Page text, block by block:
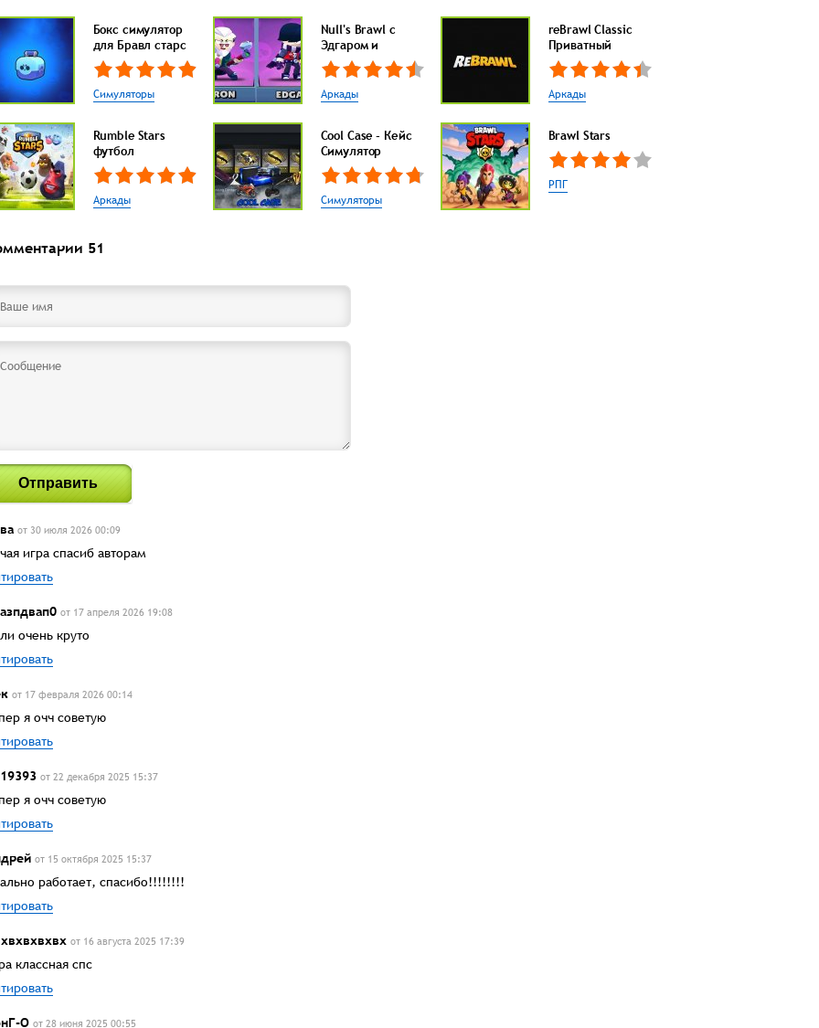
Бокс симулятор
для Бравл старс
Симуляторы
Null's Brawl с
Эдгаром и
Аркады
reBrawl Classic
Приватный
Аркады
Rumble Stars
футбол
Аркады
Cool Case - Кейс
Симулятор
Симуляторы
Brawl Stars
РПГ
51
Отправить
от 30 июля 2026 00:09
игра спасиб авторам
от 17 апреля 2026 19:08
очень круто
от 17 февраля 2026 00:14
я очч советую
от 22 декабря 2025 15:37
я очч советую
от 15 октября 2025 15:37
работает, спасибо!!!!!!!!
от 16 августа 2025 17:39
классная спс
О от 28 июня 2025 00:55